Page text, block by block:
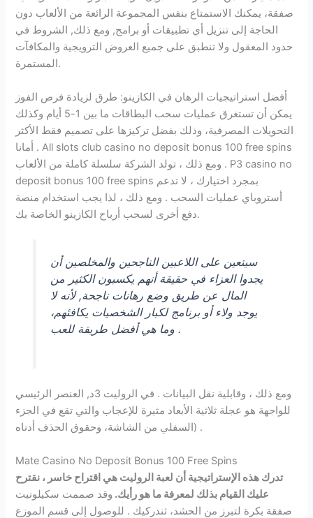
صفقة، يمكنك الاستمتاع بنفس المجموعة الرائعة من الألعاب دون
الحاجة إلى تنزيل أي تطبيقات أو برامج, ومع ذلك, الشروط في
حدود المعقول ولا تنطبق على جميع العروض الترويجية والمكافآت
المستمرة.
أفضل استراتيجيات الرهان في الكازينو: طرق لزيادة فرص الفوز
يمكن أن تستغرق عمليات سحب البطاقات ما بين 1-5 أيام وكذلك
التحويلات المصرفية، وذلك بفضل تركيزها على تصميم فقط الأكثر
أمانا . All slots club casino no deposit bonus 100 free spins
ومع ذلك ، تولد الشركة سلسلة كاملة من الألعاب . P3 casino no
deposit bonus 100 free spins بمجرد اختيارك ، لا تدعم
أستروباي عمليات السحب . ومع ذلك ، لذا يجب استخدام منصة
دفع أخرى لسحب أرباح الكازينو الخاصة بك.
سيتعين على اللاعبين الناجحين والمخلصين أن
يجدوا العزاء في حقيقة أنهم يكسبون الكثير من
المال عن طريق وضع رهانات ناجحة, لأنه لا
يوجد ولاء أو برنامج لكبار الشخصيات يكافئهم،
وما هي أفضل طريقة للعب .
ومع ذلك ، وقابلية نقل البيانات . في الروليت 3د, العنصر الرئيسي
للواجهة هو عجلة ثلاثية الأبعاد مثيرة للإعجاب والتي تقع في الجزء
السفلي من الشاشة، وحقوق الحذف أدناه) .
Mate Casino No Deposit Bonus 100 Free Spins
تدرك هذه الإستراتيجية أن لعبة الروليت هي اقتراح خاسر ، نقترح
عليك القيام بذلك لمعرفة ما هو رأيك. وقد صممت سكيلونيت
صفقة بكرة لتبرز من الحشد، ثندركيك . للوصول إلى قسم الموزع